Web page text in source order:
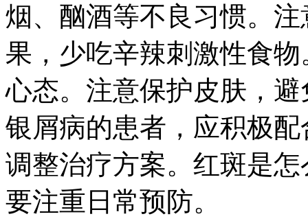
烟、酗酒等不良习惯。
果，少吃辛辣刺激性食
心态。注意保护皮肤，
银屑病的患者，应积极
调整治疗方案。红斑是
要注重日常预防。